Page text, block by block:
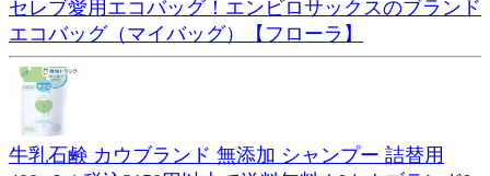
セレブ愛用エコバッグ！エンビロサックスのブランド
エコバッグ（マイバッグ）【フローラ】
牛乳石鹸 カウブランド 無添加 シャンプー 詰替用